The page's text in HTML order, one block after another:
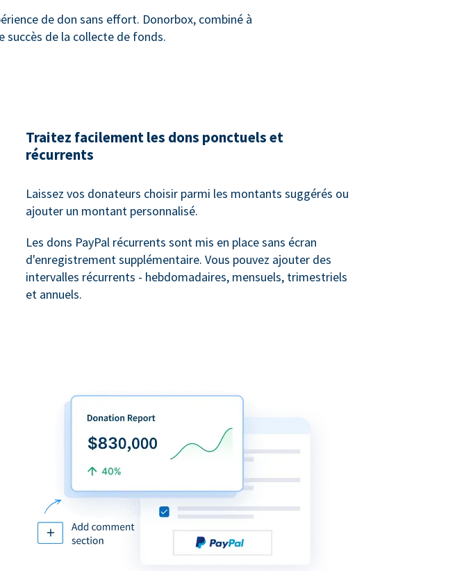
de don sans effort. Donorbox, combiné à
succès de la collecte de fonds.
Traitez facilement les dons ponctuels et
récurrents
Laissez vos donateurs choisir parmi les montants suggérés ou
ajouter un montant personnalisé.
Les dons PayPal récurrents sont mis en place sans écran
d'enregistrement supplémentaire. Vous pouvez ajouter des
intervalles récurrents - hebdomadaires, mensuels, trimestriels
et annuels.